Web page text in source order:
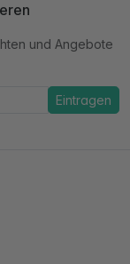
und Angebote
Eintragen